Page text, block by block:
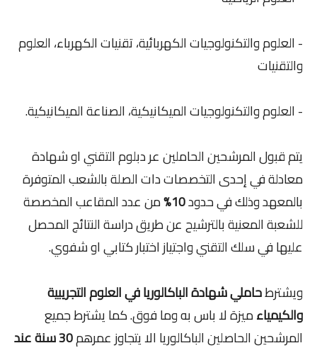
- العلوم والتكنولوجيات الكهربائية، تقنيات الكهرباء، العلوم
والتقنيات
- العلوم والتكنولوجيات الميكانيكية، الصناعة الميكانيكية.
يتم قبول المرشحين الحاملين عر دبلوم التقني او شهادة
معادلة في إحدى التخصصات دات الصلة بالشعب المتوفرة
بالمعهد وذلك في حدود10% من عدد المقاعب المخصصة
للشعبة المعنية بالترشيح عن طريق دراسة النتائج المحصل
عليها في سلك التقني واجتياز اختبار كتابي او شفوي.
ويشترطحاملي شهادة الباكالوريا في العلوم التجريبية
والكيمياءميزة لا باس به وما فوق. كما يشترط جميع
المرشحين الحاصلين الباكالوريا الا يتجاوز عمرهم
30 سنة عند